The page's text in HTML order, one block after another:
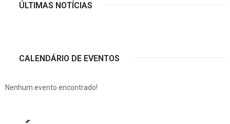
ÚLTIMAS NOTÍCIAS
CALENDÁRIO DE EVENTOS
Nenhum evento encontrado!